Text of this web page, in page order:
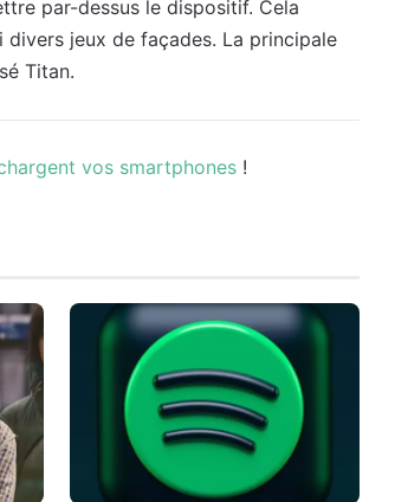
par-dessus le dispositif. Cela
jeux de façades. La principale
Titan.
vos smartphones !